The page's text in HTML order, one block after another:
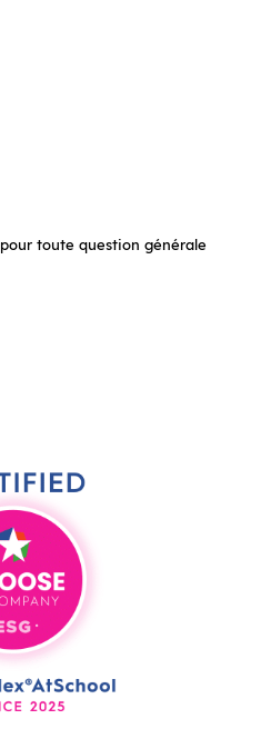
pour toute question générale